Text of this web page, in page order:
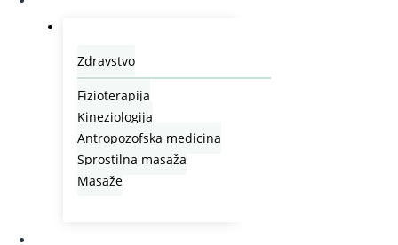
Zdravstvo
Fizioterapija
Kineziologija
Antropozofska medicina
Sprostilna masaža
Masaže